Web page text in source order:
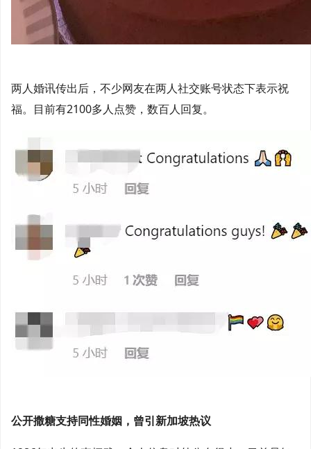
两人婚讯传出后，不少网友在两人社交账号状态下表示祝
福。目前有2100多人点赞，数百人回复。
公开撒糖支持同性婚姻，曾引新加坡热议